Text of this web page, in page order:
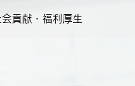
会貢献・福利厚生